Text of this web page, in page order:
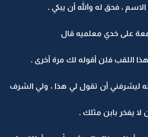
، فحق له والله أن يبكي .
على خدي معلميه قال
اللقب فلن أقوله لك مرة أخرى .
ليشرفني أن تقول لي هذا ، ولي الشرف
لا يفخر بابن مثلك .